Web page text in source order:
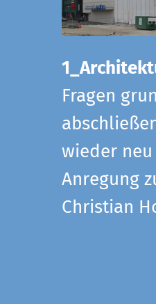
Fragen
wieder
Anregung
Christian